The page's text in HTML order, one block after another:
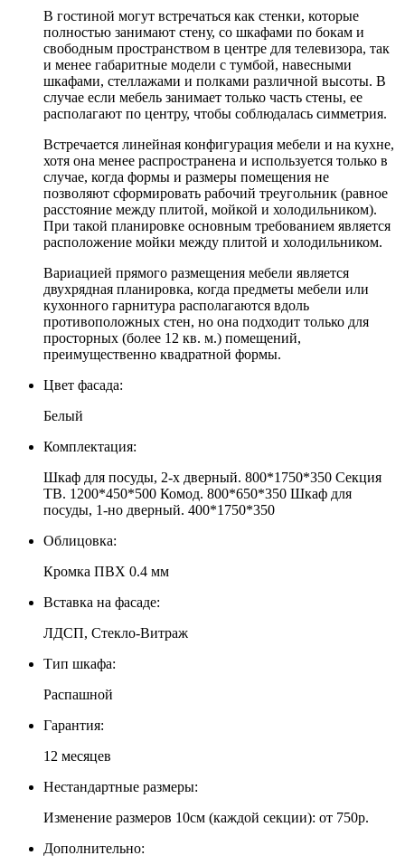
В гостиной могут встречаться как стенки, которые
полностью занимают стену, со шкафами по бокам и
свободным пространством в центре для телевизора, так
и менее габаритные модели с тумбой, навесными
шкафами, стеллажами и полками различной высоты. В
случае если мебель занимает только часть стены, ее
располагают по центру, чтобы соблюдалась симметрия.
Встречается линейная конфигурация мебели и на кухне,
хотя она менее распространена и используется только в
случае, когда формы и размеры помещения не
позволяют сформировать рабочий треугольник (равное
расстояние между плитой, мойкой и холодильником).
При такой планировке основным требованием является
расположение мойки между плитой и холодильником.
Вариацией прямого размещения мебели является
двухрядная планировка, когда предметы мебели или
кухонного гарнитура располагаются вдоль
противоположных стен, но она подходит только для
просторных (более 12 кв. м.) помещений,
преимущественно квадратной формы.
Цвет фасада:
Белый
Комплектация:
Шкаф для посуды, 2-х дверный. 800*1750*350 Секция
ТВ. 1200*450*500 Комод. 800*650*350 Шкаф для
посуды, 1-но дверный. 400*1750*350
Облицовка:
Кромка ПВХ 0.4 мм
Вставка на фасаде:
ЛДСП, Стекло-Витраж
Тип шкафа:
Распашной
Гарантия:
12 месяцев
Нестандартные размеры:
Изменение размеров 10см (каждой секции): от 750р.
Дополнительно: